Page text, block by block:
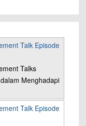
Talk Episode
Talks
Menghadapi
Talk Episode